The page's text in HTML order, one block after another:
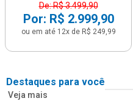
De: R$ 3.499,90
Por: R$ 2.999,90
ou em até 12x de R$ 249,99
Destaques para você
Veja mais